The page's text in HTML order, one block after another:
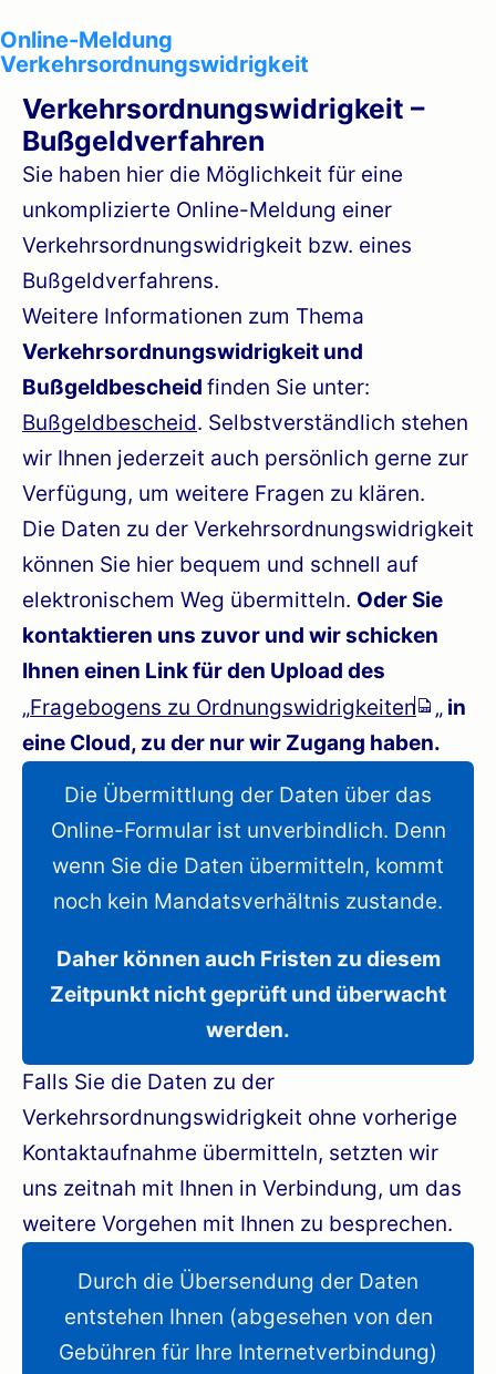
Online-Meldung
Verkehrsordnungswidrigkeit
Verkehrsordnungswidrigkeit –
Bußgeldverfahren
Sie haben hier die Möglichkeit für eine
unkomplizierte Online-Meldung einer
Verkehrsordnungswidrigkeit bzw. eines
Bußgeldverfahrens.
Weitere Informationen zum Thema
Verkehrsordnungswidrigkeit und
Bußgeldbescheid finden Sie unter:
Bußgeldbescheid. Selbstverständlich stehen
wir Ihnen jederzeit auch persönlich gerne zur
Verfügung, um weitere Fragen zu klären.
Die Daten zu der Verkehrsordnungswidrigkeit
können Sie hier bequem und schnell auf
elektronischem Weg übermitteln. Oder Sie
kontaktieren uns zuvor und wir schicken
Ihnen einen Link für den Upload des
„Fragebogens zu Ordnungswidrigkeiten „ in
eine Cloud, zu der nur wir Zugang haben.
Die Übermittlung der Daten über das
Online-Formular ist unverbindlich. Denn
wenn Sie die Daten übermitteln, kommt
noch kein Mandatsverhältnis zustande.
Daher können auch Fristen zu diesem
Zeitpunkt nicht geprüft und überwacht
werden.
Falls Sie die Daten zu der
Verkehrsordnungswidrigkeit ohne vorherige
Kontaktaufnahme übermitteln, setzten wir
uns zeitnah mit Ihnen in Verbindung, um das
weitere Vorgehen mit Ihnen zu besprechen.
Durch die Übersendung der Daten
entstehen Ihnen (abgesehen von den
Gebühren für Ihre Internetverbindung)